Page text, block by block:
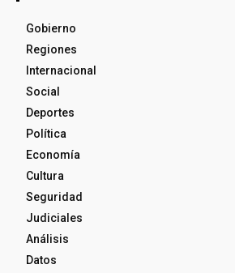
Gobierno
Regiones
Internacional
Social
Deportes
Política
Economía
Cultura
Seguridad
Judiciales
Análisis
Datos